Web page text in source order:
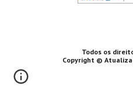
Todos os
Copyright ©